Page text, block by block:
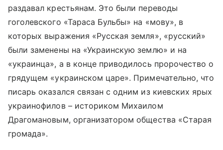
раздавал крестьянам. Это были переводы
гоголевского «Тараса Бульбы» на «мову», в
которых выражения «Русская земля», «русский»
были заменены на «Украинскую землю» и на
«украинца», а в конце приводилось пророчество о
грядущем «украинском царе». Примечательно, что
писарь оказался связан с одним из киевских ярых
украинофилов – историком Михаилом
Драгомановым, организатором общества «Старая
громада».